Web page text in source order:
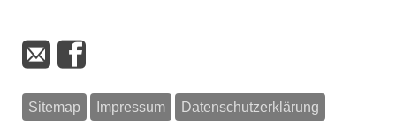
Sitemap Impressum Datenschutzerklärung